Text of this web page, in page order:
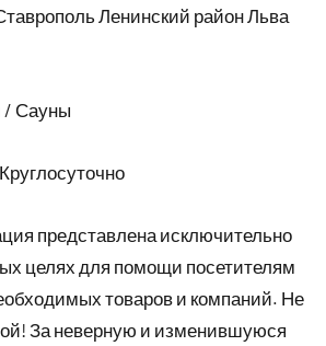
Ленинский район Льва
/ Сауны
Круглосуточно
представлена исключительно
целях для помощи посетителям
товаров и компаний. Не
За неверную и изменившуюся